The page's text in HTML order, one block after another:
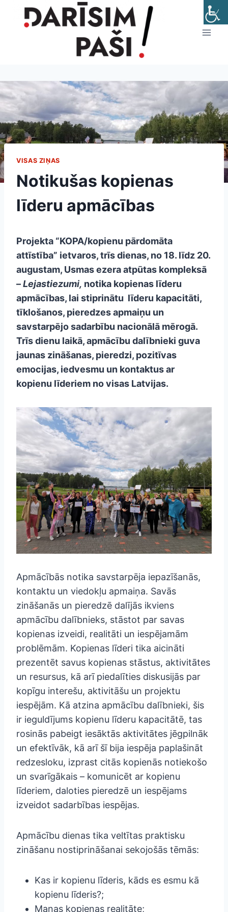
VISAS ZIŅAS
Notikušas kopienas
līderu apmācības
Projekta “KOPA/kopienu pārdomāta
attīstība” ietvaros, trīs dienas, no 18. līdz 20.
augustam, Usmas ezera atpūtas kompleksā
–Lejastiezumi, notika kopienas līderu
apmācības, lai stiprinātu līderu kapacitāti,
tīklošanos, pieredzes apmaiņu un
savstarpējo sadarbību nacionālā mērogā.
Trīs dienu laikā, apmācību dalībnieki guva
jaunas zināšanas, pieredzi, pozitīvas
emocijas, iedvesmu un kontaktus ar
kopienu līderiem no visas Latvijas.
Apmācībās notika savstarpēja iepazīšanās,
kontaktu un viedokļu apmaiņa. Savās
zināšanās un pieredzē dalījās ikviens
apmācību dalībnieks, stāstot par savas
kopienas izveidi, realitāti un iespējamām
problēmām. Kopienas līderi tika aicināti
prezentēt savus kopienas stāstus, aktivitātes
un resursus, kā arī piedalīties diskusijās par
kopīgu interešu, aktivitāšu un projektu
iespējām. Kā atzina apmācību dalībnieki, šis
ir ieguldījums kopienu līderu kapacitātē, tas
rosinās pabeigt iesāktās aktivitātes jēgpilnāk
un efektīvāk, kā arī šī bija iespēja paplašināt
redzesloku, izprast citās kopienās notiekošo
un svarīgākais – komunicēt ar kopienu
līderiem, daloties pieredzē un iespējams
izveidot sadarbības iespējas.
Apmācību dienas tika veltītas praktisku
zināšanu nostiprināšanai sekojošās tēmās:
Kas ir kopienu līderis, kāds es esmu kā
kopienu līderis?;
Manas kopienas realitāte;